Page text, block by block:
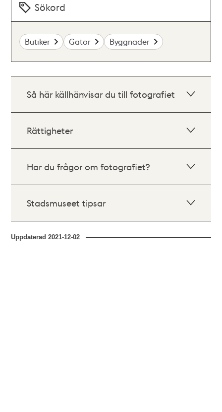
Sökord
Butiker Gator Byggnader
Så här källhänvisar du till fotografiet
Rättigheter
Har du frågor om fotografiet?
Stadsmuseet tipsar
Uppdaterad2021-12-02